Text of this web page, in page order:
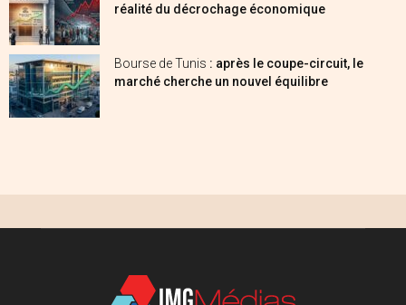
réalité du décrochage économique
Bourse de Tunis : après le coupe-circuit, le
marché cherche un nouvel équilibre